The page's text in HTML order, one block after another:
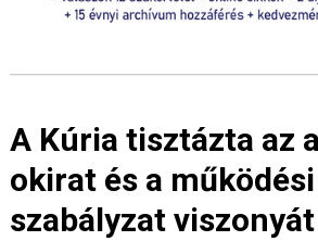
A Kúria tisztázta az
okirat és a működési
szabályzat viszonyát